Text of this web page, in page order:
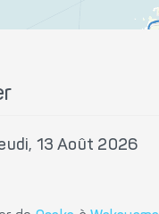
13 Août 2026